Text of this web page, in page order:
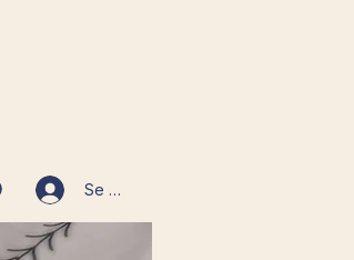
Se connecter